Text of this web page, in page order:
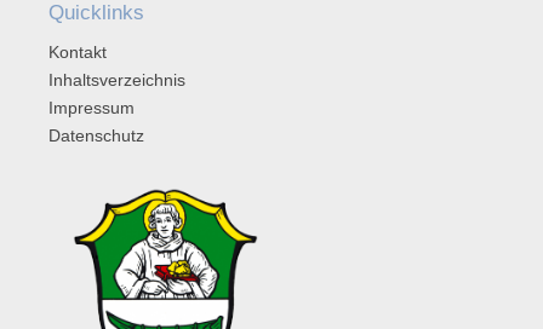
Quicklinks
Kontakt
Inhaltsverzeichnis
Impressum
Datenschutz